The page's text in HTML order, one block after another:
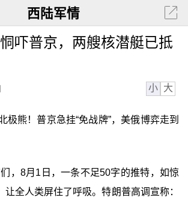
西陆军情
吓普京，两艘核潜艇已抵
小 大
极熊！普京急挂“免战牌”，美俄博弈走到
，8月1日，一条不足50字的推特，如惊
让全人类屏住了呼吸。特朗普高调宣称：